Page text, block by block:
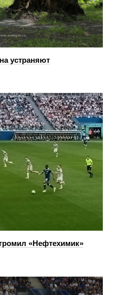
устраняют
«Нефтехимик»